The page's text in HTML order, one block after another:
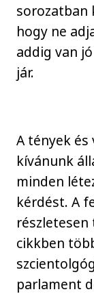
sorozatban
hogy ne
addig van
jár.
A tények
kívánunk
minden
kérdést. A
cikkben
parlament